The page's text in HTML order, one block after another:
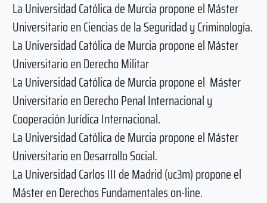
La Universidad Católica de Murcia propone el Máster
Universitario en Ciencias de la Seguridad y Criminología.
La Universidad Católica de Murcia propone el Máster
Universitario en Derecho Militar
La Universidad Católica de Murcia propone el Máster
Universitario en Derecho Penal Internacional y
Cooperación Jurídica Internacional.
La Universidad Católica de Murcia propone el Máster
Universitario en Desarrollo Social.
La Universidad Carlos III de Madrid (uc3m) propone el
Máster en Derechos Fundamentales on-line.